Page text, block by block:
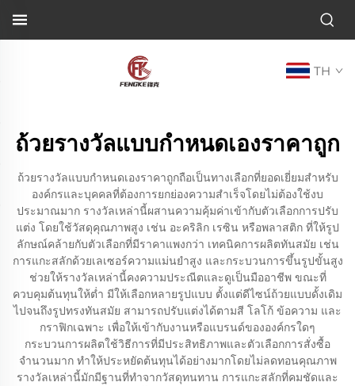
TH
ถ้วยรางวัลแบบกำหนดเองราคาถูก
ถ้วยรางวัลแบบกำหนดเองราคาถูกถือเป็นทางเลือกที่ยอดเยี่ยมสำหรับ
องค์กรและบุคคลที่ต้องการยกย่องความสำเร็จโดยไม่ต้องใช้งบ
ประมาณมาก รางวัลเหล่านี้ผสานความคุ้มค่าเข้ากับตัวเลือกการปรับ
แต่ง โดยใช้วัสดุคุณภาพสูง เช่น อะคริลิก เรซิน หรือพลาสติก ที่ให้รูป
ลักษณ์คล้ายกับตัวเลือกที่มีราคาแพงกว่า เทคนิคการผลิตทันสมัย เช่น
การแกะสลักด้วยเลเซอร์ความแม่นยำสูง และกระบวนการขึ้นรูปขั้นสูง
ช่วยให้รางวัลเหล่านี้คงความประณีตและดูเป็นมืออาชีพ ขณะที่
ควบคุมต้นทุนให้ต่ำ มีให้เลือกหลายรูปแบบ ตั้งแต่ดีไซน์ถ้วยแบบดั้งเดิม
ไปจนถึงรูปทรงทันสมัย สามารถปรับแต่งได้ตามสี โลโก้ ข้อความ และ
กราฟิกเฉพาะ เพื่อให้เข้ากับงานหรือแบรนด์ขององค์กรใดๆ
กระบวนการผลิตใช้วิธีการที่มีประสิทธิภาพและตัวเลือกการสั่งซื้อ
จำนวนมาก ทำให้ประหยัดต้นทุนได้อย่างมากโดยไม่ลดทอนคุณภาพ
รางวัลเหล่านี้มักมีฐานที่ทำจากวัสดุทนทาน การแกะสลักที่คมชัดและ